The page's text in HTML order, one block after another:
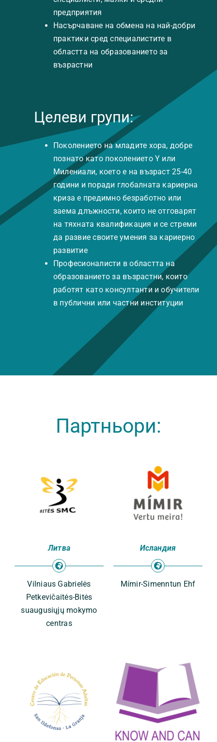
предприятия
Насърчаване на обмена на най-добри
практики сред специалистите в
областта на образованието за
възрастни
Целеви групи:
Поколението на младите хора, добре
познато като поколението Y или
Милениали, което е на възраст 25-40
години и поради глобалната кариерна
криза е предимно безработно или
заема длъжности, които не отговарят
на тяхната квалификация и се стреми
да развие своите умения за кариерно
развитие
Професионалисти в областта на
образованието за възрастни, които
работят като консултанти и обучители
в публични или частни институции
Партньори:
Литва
Vilniaus Gabrielės
Petkevičaitės-Bitės
suaugusiųjų mokymo
centras
Исландия
Mímir-Simenntun Ehf